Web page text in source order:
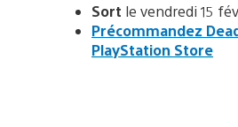
Sort le vendredi 15
Précommandez
PlayStation Store